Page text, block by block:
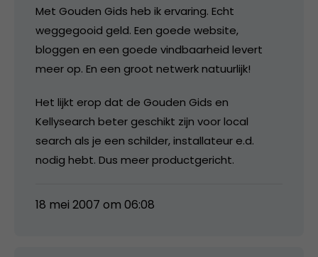
Met Gouden Gids heb ik ervaring. Echt
weggegooid geld. Een goede website,
bloggen en een goede vindbaarheid levert
meer op. En een groot netwerk natuurlijk!
Het lijkt erop dat de Gouden Gids en
Kellysearch beter geschikt zijn voor local
search als je een schilder, installateur e.d.
nodig hebt. Dus meer productgericht.
18 mei 2007 om 06:08